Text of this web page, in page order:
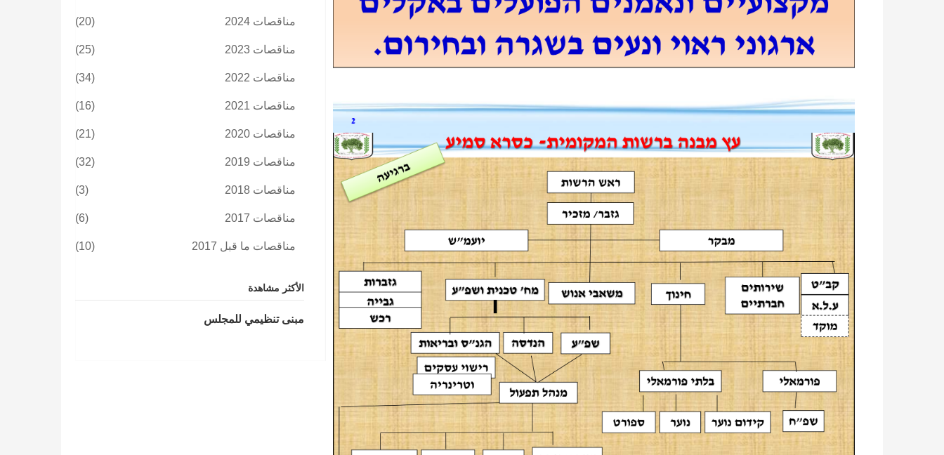
مناقصات 2024 (20)
مناقصات 2023 (25)
مناقصات 2022 (34)
مناقصات 2021 (16)
مناقصات 2020 (21)
مناقصات 2019 (32)
مناقصات 2018 (3)
مناقصات 2017 (6)
مناقصات ما قبل 2017 (10)
الأكثر مشاهدة
مبنى تنظيمي للمجلس